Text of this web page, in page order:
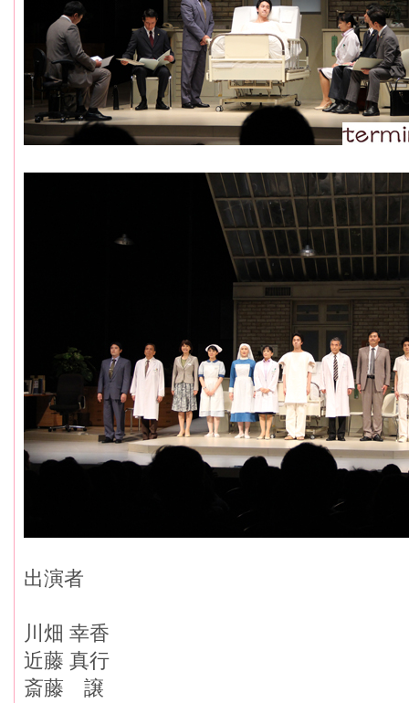
出演者
川畑 幸香
近藤 真行
斎藤 譲